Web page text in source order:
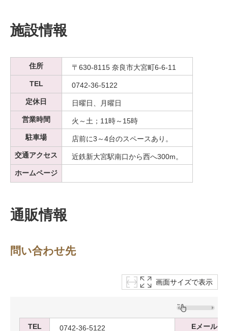
施設情報
住所
〒630-8115 奈良市大宮町6-6-11
TEL
0742-36-5122
定休日
日曜日、月曜日
営業時間
火～土；11時～15時
駐車場
店前に3～4台のスペースあり。
交通アクセス
近鉄新大宮駅南口から西へ300m。
ホームページ
通販情報
問い合わせ先
画面サイズで表示
TEL 0742-36-5122 Eメール